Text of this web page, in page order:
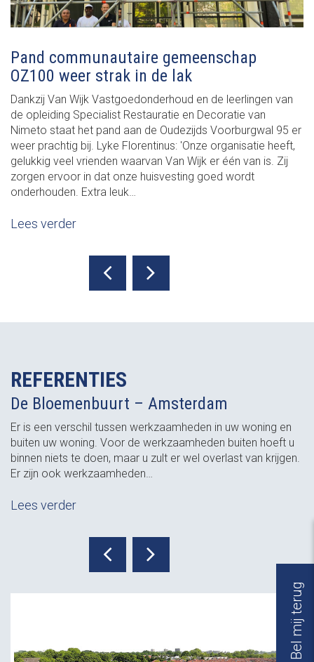
Bel mij terug
Pand communautaire gemeenschap
OZ100 weer strak in de lak
Dankzij Van Wijk Vastgoedonderhoud en de leerlingen van
de opleiding Specialist Restauratie en Decoratie van
Nimeto staat het pand aan de Oudezijds Voorburgwal 95 er
weer prachtig bij. Lyke Florentinus: 'Onze organisatie heeft,
gelukkig veel vrienden waarvan Van Wijk er één van is. Zij
zorgen ervoor in dat onze huisvesting goed wordt
onderhouden. Extra leuk…
Lees verder
REFERENTIES
De Bloemenbuurt – Amsterdam
Er is een verschil tussen werkzaamheden in uw woning en
buiten uw woning. Voor de werkzaamheden buiten hoeft u
binnen niets te doen, maar u zult er wel overlast van krijgen.
Er zijn ook werkzaamheden…
Lees verder